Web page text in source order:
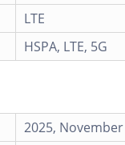
LTE
HSPA, LTE, 5G
2025,